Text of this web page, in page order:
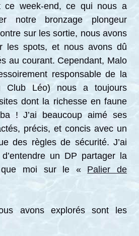
ce week-end, ce qui nous a
notre bronzage plongeur
sur les sortie, nous avons
les spots, et nous avons dû
au courant. Cependant, Malo
responsable de la
Club Léo) nous a toujours
dont la richesse en faune
! J’ai beaucoup aimé ses
précis, et concis avec un
des règles de sécurité. J’ai
un DP partager la
que moi sur le « Palier de
avons explorés sont les